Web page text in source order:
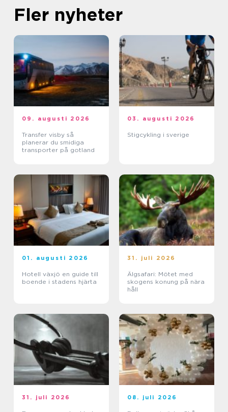
Fler nyheter
09. augusti 2026
Transfer visby så
planerar du smidiga
transporter på gotland
03. augusti 2026
Stigcykling i sverige
01. augusti 2026
Hotell växjö en guide till
boende i stadens hjärta
31. juli 2026
Älgsafari: Mötet med
skogens konung på nära
håll
31. juli 2026 08. juli 2026